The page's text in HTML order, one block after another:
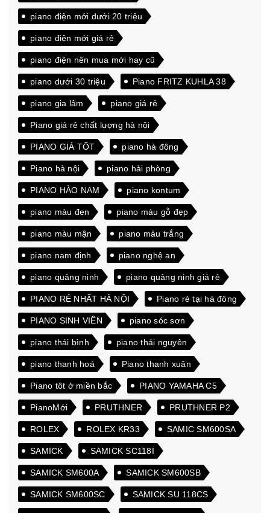
piano điện mới dưới 20 triệu
piano điện mới giá rẻ
piano điện nên mua mới hay cũ
piano dưới 30 triệu Piano FRITZ KUHLA 38
piano gia lâm piano giá rẻ
Piano giá rẻ chất lượng hà nội
PIANO GIÁ TỐT piano hà đông
Piano hà nội piano hải phòng
PIANO HÀO NAM piano kontum
piano màu đen piano màu gỗ đẹp
piano màu mận piano màu trắng
piano nam định piano nghệ an
piano quảng ninh piano quảng ninh giá rẻ
PIANO RẺ NHẤT HÀ NỘI Piano rẻ tại hà đông
PIANO SINH VIÊN piano sóc sơn
piano thái bình piano thái nguyên
piano thanh hoá Piano thanh xuân
Piano tôt ở miền bắc PIANO YAMAHA C5
PianoMới PRUTHNER PRUTHNER P2
ROLEX ROLEX KR33 SAMIC SM600SA
SAMICK SAMICK SC118I
SAMICK SM600A SAMICK SM600SB
SAMICK SM600SC SAMICK SU 118CS